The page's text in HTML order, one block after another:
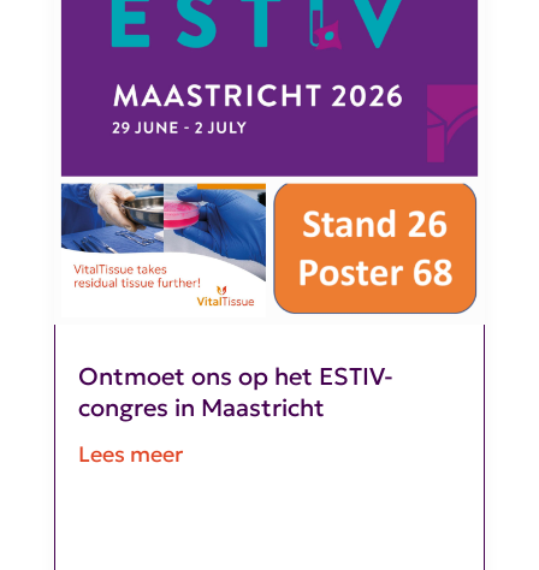
Ontmoet ons op het ESTIV-
congres in Maastricht
Lees meer